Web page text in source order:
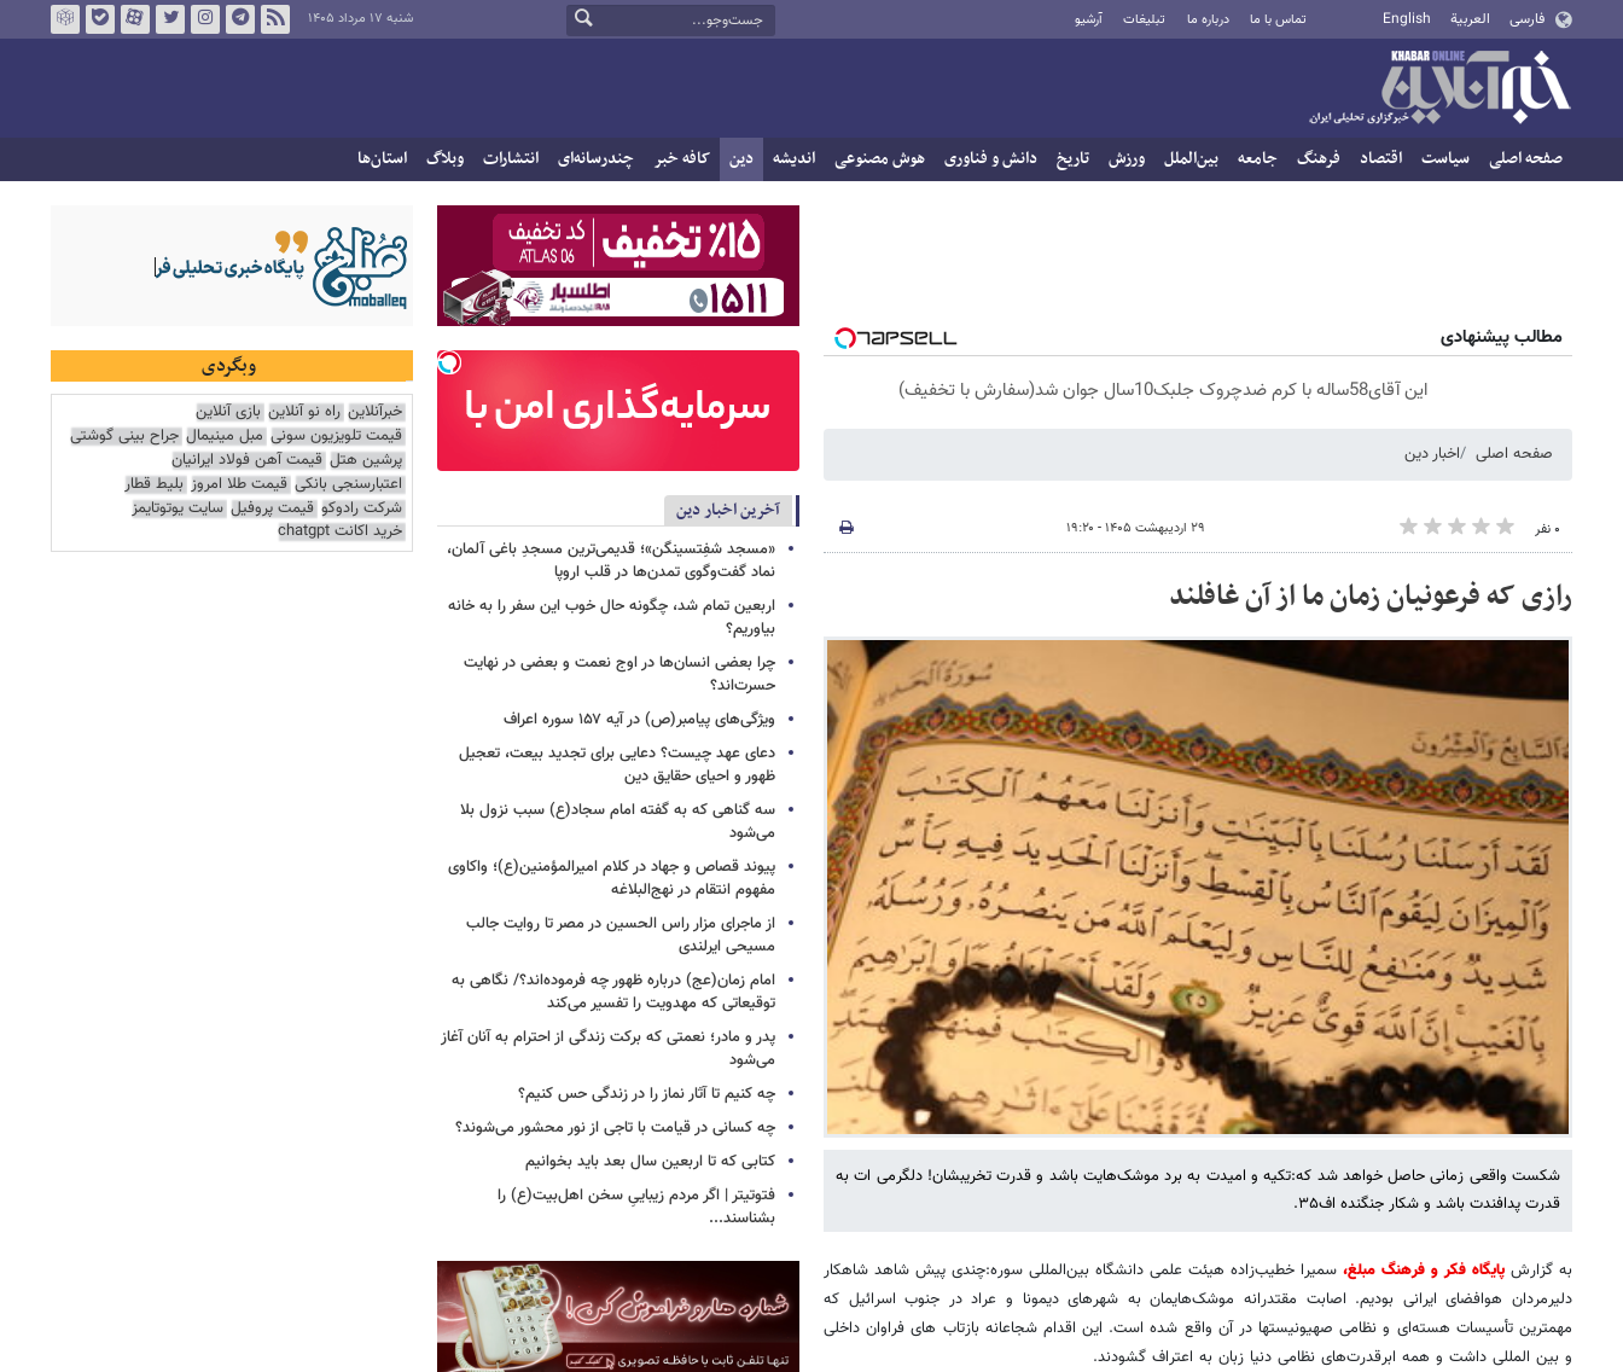
فارسی العربية English تماس با ما درباره ما تبلیغات آرشیو شنبه ۱۷ مرداد ۱۴۰۵
صفحه اصلی سیاست اقتصاد فرهنگ جامعه بین‌الملل ورزش تاریخ دانش و فناوری هوش مصنوعی اندیشه دین کافه خبر چندرسانه‌ای انتشارات وبلاگ استان‌ها
مطالب پیشنهادی
این آقای58ساله با کرم ضدچروک جلبک10سال جوان شد(سفارش با تخفیف)
صفحه اصلی اخبار دین
۰ نفر ۲۹ اردیبهشت ۱۴۰۵ - ۱۹:۲۰
رازی که فرعونیان زمان ما از آن غافلند
شکست واقعی زمانی حاصل خواهد شد که:تکیه و امیدت به برد موشک‌هایت باشد و قدرت تخریبشان! دلگرمی ات به
قدرت پدافندت باشد و شکار جنگنده اف۳۵.
به گزارش پایگاه فکر و فرهنگ مبلغ، سمیرا خطیب‌زاده هیئت علمی دانشگاه بین‌المللی سوره:چندی پیش شاهد شاهکار
دلیرمردان هوافضای ایرانی بودیم. اصابت مقتدرانه موشک‌هایمان به شهرهای دیمونا و عراد در جنوب اسرائیل که
مهمترین تأسیسات هسته‌ای و نظامی صهیونیستها در آن واقع شده است. این اقدام شجاعانه بازتاب های فراوان داخلی
و بین المللی داشت و همه ابرقدرت‌های نظامی دنیا زبان به اعتراف گشودند.
آخرین اخبار دین
«مسجد شفِتسینگن»؛ قدیمی‌ترین مسجدِ باغی آلمان،
نماد گفت‌وگوی تمدن‌ها در قلب اروپا
اربعین تمام شد، چگونه حال خوب این سفر را به خانه
بیاوریم؟
چرا بعضی انسان‌ها در اوج نعمت و بعضی در نهایت
حسرت‌اند؟
ویژگی‌های پیامبر(ص) در آیه ۱۵۷ سوره اعراف
دعای عهد چیست؟ دعایی برای تجدید بیعت، تعجیل
ظهور و احیای حقایق دین
سه گناهی که به گفته امام سجاد(ع) سبب نزول بلا
می‌شود
پیوند قصاص و جهاد در کلام امیرالمؤمنین(ع)؛ واکاوی
مفهوم انتقام در نهج‌البلاغه
از ماجرای مزار راس الحسین در مصر تا روایت جالب
مسیحی ایرلندی
امام زمان(عج) درباره ظهور چه فرموده‌اند؟/ نگاهی به
توقیعاتی که مهدویت را تفسیر می‌کند
پدر و مادر؛ نعمتی که برکت زندگی از احترام به آنان آغاز
می‌شود
چه کنیم تا آثار نماز را در زندگی حس کنیم؟
چه کسانی در قیامت با تاجی از نور محشور می‌شوند؟
کتابی که تا اربعین سال بعد باید بخوانیم
فتوتیتر | اگر مردم زیباییِ سخن اهل‌بیت(ع) را
بشناسند...
وبگردی
خبرآنلاین راه نو آنلاین بازی آنلاین
قیمت تلویزیون سونی مبل مینیمال جراح بینی گوشتی
پرشین هتل قیمت آهن فولاد ایرانیان
اعتبارسنجی بانکی قیمت طلا امروز بلیط قطار
شرکت رادوکو قیمت پروفیل سایت یوتوتایمز
خرید اکانت chatgpt